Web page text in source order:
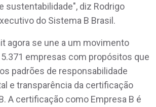
sustentabilidade", diz Rodrigo
do Sistema B Brasil.
agora se une a um movimento
empresas com propósitos que
padrões de responsabilidade
e transparência da certificação
A certificação como Empresa B é